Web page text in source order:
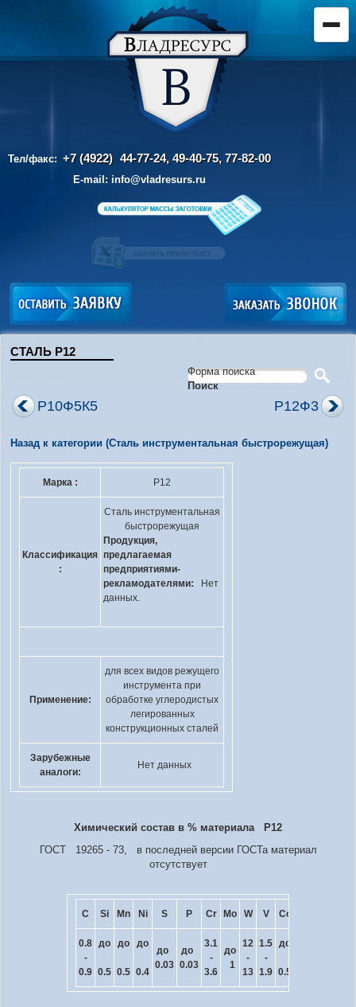
Тел/факс: +7 (4922) 44-77-24, 49-40-75, 77-82-00
E-mail: info@vladresurs.ru
СТАЛЬ Р12
Форма поиска
Поиск
Р10Ф5К5 Р12Ф3
Назад к категории (Сталь инструментальная быстрорежущая)
Марка : Р12
Классификация
:
Сталь инструментальная
быстрорежущая
Продукция,
предлагаемая
предприятиями-
рекламодателями:
Нет
данных.
Применение:
для всех видов режущего
инструмента при
обработке углеродистых
легированных
конструкционных сталей
Зарубежные
аналоги:
Нет данных
Химический состав в % материала Р12
ГОСТ 19265 - 73, в последней версии ГОСТа материал
отсутствует
C Si Mn Ni S P Cr Mo W V Co
0.8
-
0.9
до
0.5
до
0.5
до
0.4
до
0.03
до
0.03
3.1
-
3.6
до
1
12
-
13
1.5
-
1.9
до
0.5